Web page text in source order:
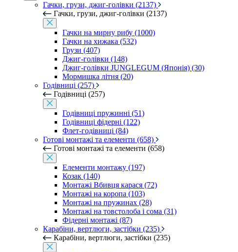
Гачки, грузи, джиг-голівки (2137)
Гачки, грузи, джиг-голівки (2137)
Гачки на мирну рибу (1000)
Гачки на хижака (532)
Грузи (407)
Джиг-голівки (148)
Джиг-голівки JUNGLEGUM (Японія) (30)
Мормишка літня (20)
Годівниці (257)
Годівниці (257)
Годівниці пружинні (51)
Годівниці фідерні (122)
Флет-годівниці (84)
Готові монтажі та елементи (658)
Готові монтажі та елементи (658)
Елементи монтажу (197)
Козак (140)
Монтажі Вбивця карася (72)
Монтажі на коропа (103)
Монтажі на пружинах (28)
Монтажі на товстолоба і сома (31)
Фідерні монтажі (87)
Карабіни, вертлюги, застібки (235)
Карабіни, вертлюги, застібки (235)